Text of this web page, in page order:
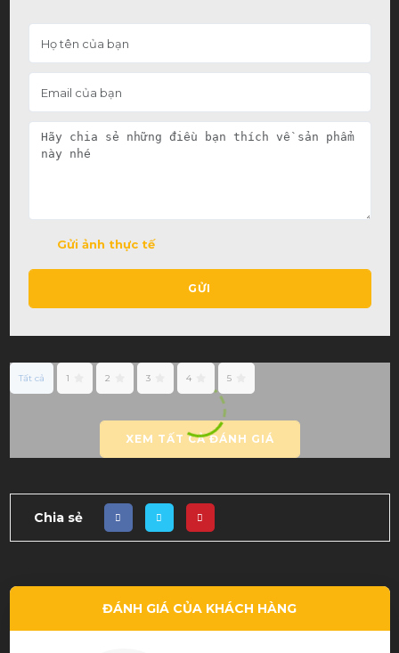
Gửi ảnh thực tế
GỬI
Tất cả 1 2 3 4 5
XEM TẤT CẢ ĐÁNH GIÁ
Chia sẻ
ĐÁNH GIÁ CỦA KHÁCH HÀNG